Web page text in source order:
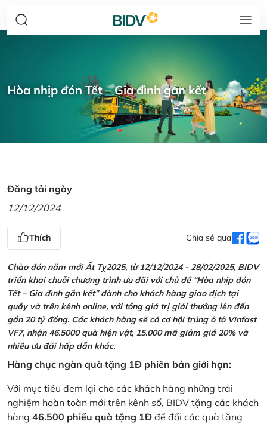
Hòa nhịp đón Tết – Gia đình gắn kết
Đăng tải ngày
12/12/2024
Thích Chia sẻ qua
Chào đón năm mới Ất Tỵ2025, từ 12/12/2024 - 28/02/2025, BIDV
triển khai chuỗi chương trình ưu đãi với chủ đề “Hòa nhịp đón
Tết – Gia đình gắn kết” dành cho khách hàng giao dịch tại
quầy và trên kênh online, với tổng giá trị giải thưởng lên đến
gần 20 tỷ đồng. Các khách hàng sẽ có cơ hội trúng ô tô Vinfast
VF7, nhận 46.5000 quà hiện vật, 15.000 mã giảm giá 20% và
nhiều ưu đãi hấp dẫn khác.
Hàng chục ngàn quà tặng 1Đ phiên bản giới hạn:
Với mục tiêu đem lại cho các khách hàng những trải
nghiệm hoàn toàn mới trên kênh số, BIDV tặng các khách
hàng 46.500 phiếu quà tặng 1Đ để đổi các quà tặng